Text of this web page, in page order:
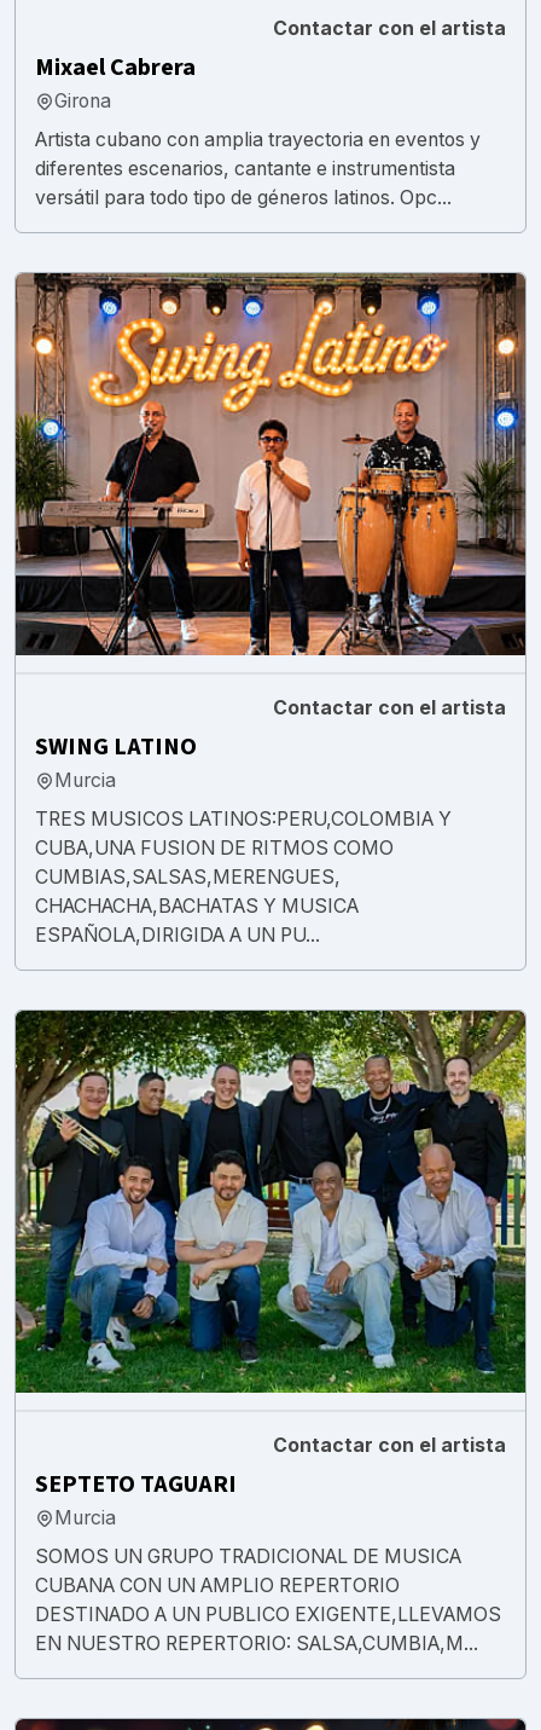
Contactar con el artista
Mixael Cabrera
Girona
Artista cubano con amplia trayectoria en eventos y
diferentes escenarios, cantante e instrumentista
versátil para todo tipo de géneros latinos. Opc...
Contactar con el artista
SWING LATINO
Murcia
TRES MUSICOS LATINOS:PERU,COLOMBIA Y
CUBA,UNA FUSION DE RITMOS COMO
CUMBIAS,SALSAS,MERENGUES,
CHACHACHA,BACHATAS Y MUSICA
ESPAÑOLA,DIRIGIDA A UN PU...
Contactar con el artista
SEPTETO TAGUARI
Murcia
SOMOS UN GRUPO TRADICIONAL DE MUSICA
CUBANA CON UN AMPLIO REPERTORIO
DESTINADO A UN PUBLICO EXIGENTE,LLEVAMOS
EN NUESTRO REPERTORIO: SALSA,CUMBIA,M...